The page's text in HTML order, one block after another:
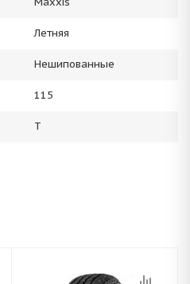
Летняя
Нешипованные
115
T